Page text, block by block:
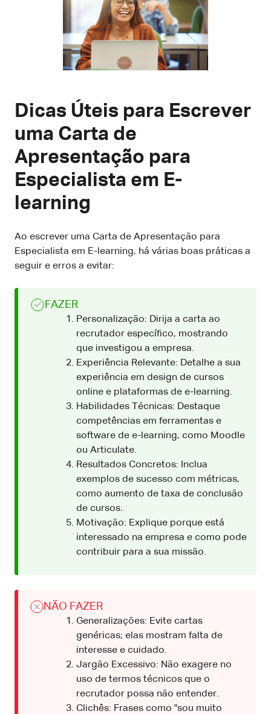
Dicas Úteis para Escrever
uma Carta de
Apresentação para
Especialista em E-
learning
Ao escrever uma Carta de Apresentação para
Especialista em E-learning, há várias boas práticas a
seguir e erros a evitar:
FAZER
Personalização: Dirija a carta ao
recrutador específico, mostrando
que investigou a empresa.
Experiência Relevante: Detalhe a sua
experiência em design de cursos
online e plataformas de e-learning.
Habilidades Técnicas: Destaque
competências em ferramentas e
software de e-learning, como Moodle
ou Articulate.
Resultados Concretos: Inclua
exemplos de sucesso com métricas,
como aumento de taxa de conclusão
de cursos.
Motivação: Explique porque está
interessado na empresa e como pode
contribuir para a sua missão.
NÃO FAZER
Generalizações: Evite cartas
genéricas; elas mostram falta de
interesse e cuidado.
Jargão Excessivo: Não exagere no
uso de termos técnicos que o
recrutador possa não entender.
Clichês: Frases como "sou muito